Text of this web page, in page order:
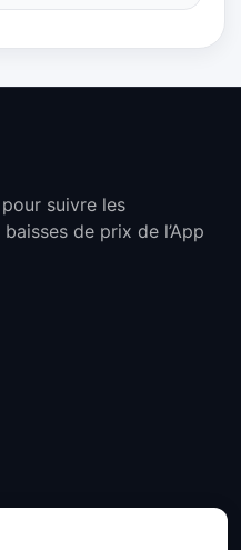
suivre les
de prix de l’App